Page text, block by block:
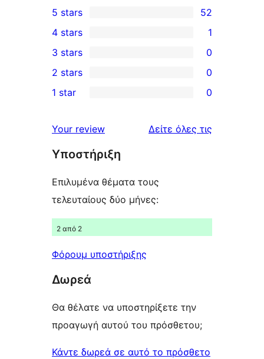
52
5-
star
reviews
5 stars 52
4-
star
review
4 stars 1
0
3-
star
3 stars 0
2-
reviews
2 stars 0
star
reviews
1 star 0
Your review Δείτε όλες τις
Υποστήριξη
Επιλυμένα θέματα τους
τελευταίους δύο μήνες:
2 από 2
Φόρουμ υποστήριξης
Δωρεά
Θα θέλατε να υποστηρίξετε την
προαγωγή αυτού του πρόσθετου;
Κάντε δωρεά σε αυτό το πρόσθετο